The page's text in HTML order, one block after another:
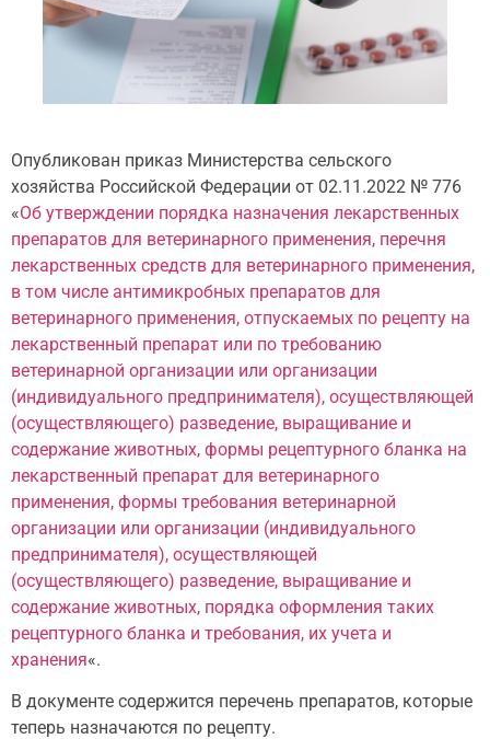
Опубликован приказ Министерства сельского
хозяйства Российской Федерации от 02.11.2022 № 776
«Об утверждении порядка назначения лекарственных
препаратов для ветеринарного применения, перечня
лекарственных средств для ветеринарного применения,
в том числе антимикробных препаратов для
ветеринарного применения, отпускаемых по рецепту на
лекарственный препарат или по требованию
ветеринарной организации или организации
(индивидуального предпринимателя), осуществляющей
(осуществляющего) разведение, выращивание и
содержание животных, формы рецептурного бланка на
лекарственный препарат для ветеринарного
применения, формы требования ветеринарной
организации или организации (индивидуального
предпринимателя), осуществляющей
(осуществляющего) разведение, выращивание и
содержание животных, порядка оформления таких
рецептурного бланка и требования, их учета и
хранения«.
В документе содержится перечень препаратов, которые
теперь назначаются по рецепту.